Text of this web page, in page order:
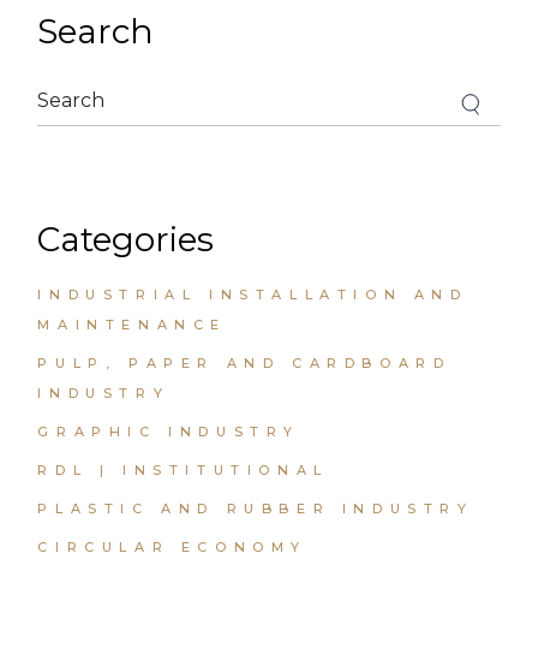
Search
Categories
INDUSTRIAL INSTALLATION AND
MAINTENANCE
PULP, PAPER AND CARDBOARD
INDUSTRY
GRAPHIC INDUSTRY
RDL | INSTITUTIONAL
PLASTIC AND RUBBER INDUSTRY
CIRCULAR ECONOMY